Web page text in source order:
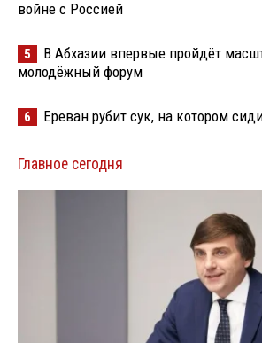
войне с Россией
5
В Абхазии впервые пройдёт
молодёжный форум
6 Ереван рубит сук, на котором
Главное сегодня